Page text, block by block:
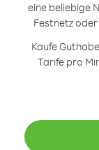
eine beliebige
Festnetz
Kaufe
Tarife pro